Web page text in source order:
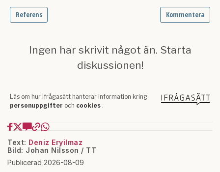
Text: Deniz Eryilmaz
Bild: Johan Nilsson / TT
Publicerad 2026-08-09